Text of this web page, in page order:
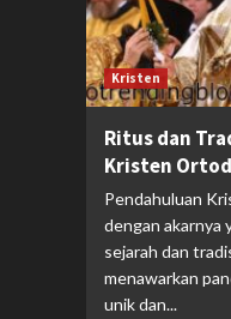
Kristen
Ritus dan
Kristen
Pendahuluan
dengan akarnya
sejarah dan
menawarkan
unik dan...